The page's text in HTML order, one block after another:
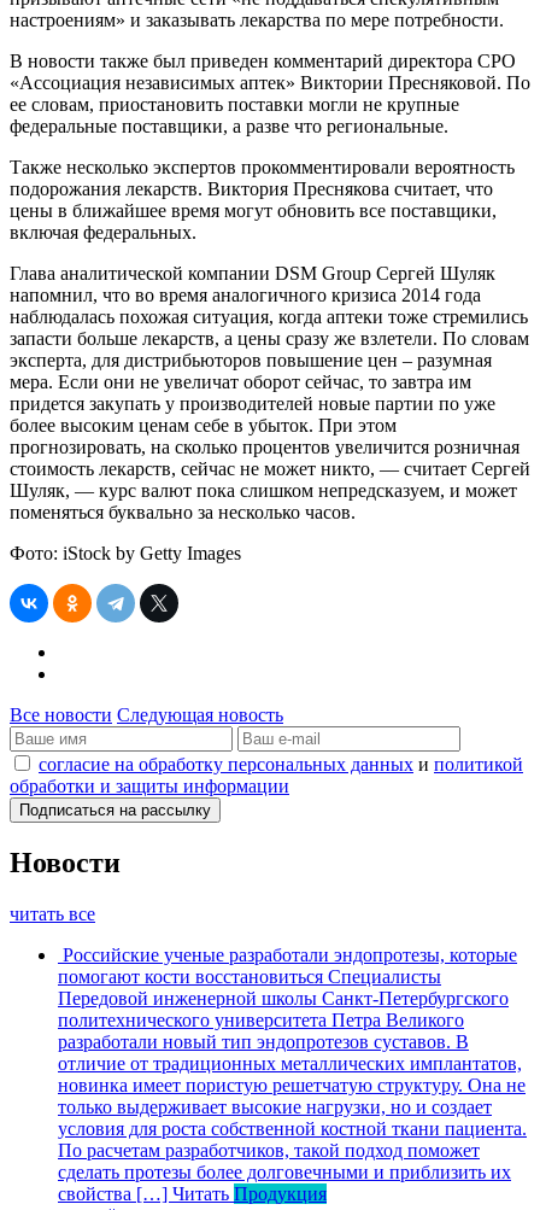
настроениям» и заказывать лекарства по мере потребности.
В новости также был приведен комментарий директора СРО
«Ассоциация независимых аптек» Виктории Пресняковой. По
ее словам, приостановить поставки могли не крупные
федеральные поставщики, а разве что региональные.
Также несколько экспертов прокомментировали вероятность
подорожания лекарств. Виктория Преснякова считает, что
цены в ближайшее время могут обновить все поставщики,
включая федеральных.
Глава аналитической компании DSM Group Сергей Шуляк
напомнил, что во время аналогичного кризиса 2014 года
наблюдалась похожая ситуация, когда аптеки тоже стремились
запасти больше лекарств, а цены сразу же взлетели. По словам
эксперта, для дистрибьюторов повышение цен – разумная
мера. Если они не увеличат оборот сейчас, то завтра им
придется закупать у производителей новые партии по уже
более высоким ценам себе в убыток. При этом
прогнозировать, на сколько процентов увеличится розничная
стоимость лекарств, сейчас не может никто, — считает Сергей
Шуляк, — курс валют пока слишком непредсказуем, и может
поменяться буквально за несколько часов.
Фото: iStock by Getty Images
Все новости Следующая новость
согласие на обработку персональных данных и политикой
обработки и защиты информации
Новости
читать все
Российские ученые разработали эндопротезы, которые
помогают кости восстановиться Специалисты
Передовой инженерной школы Санкт-Петербургского
политехнического университета Петра Великого
разработали новый тип эндопротезов суставов. В
отличие от традиционных металлических имплантатов,
новинка имеет пористую решетчатую структуру. Она не
только выдерживает высокие нагрузки, но и создает
условия для роста собственной костной ткани пациента.
По расчетам разработчиков, такой подход поможет
сделать протезы более долговечными и приблизить их
свойства […] Читать Продукция